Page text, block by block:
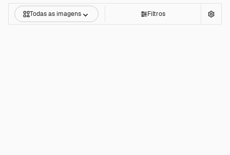
Todas as imagens Filtros